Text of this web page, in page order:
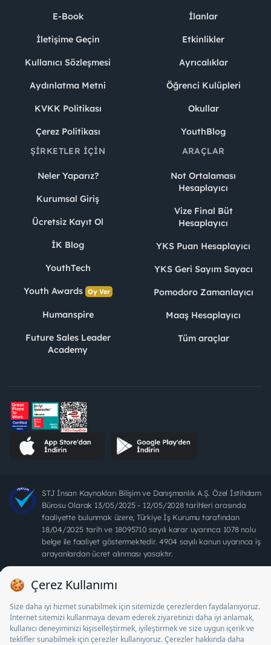
E-Book
İletişime Geçin
Kullanıcı Sözleşmesi
Aydınlatma Metni
KVKK Politikası
Çerez Politikası
İlanlar
Etkinlikler
Ayrıcalıklar
Öğrenci Kulüpleri
Okullar
YouthBlog
ŞIRKETLER İÇIN
Neler Yaparız?
Kurumsal Giriş
Ücretsiz Kayıt Ol
İK Blog
YouthTech
Youth Awards Oy Ver
Humanspire
Future Sales Leader
Academy
ARAÇLAR
Not Ortalaması
Hesaplayıcı
Vize Final Büt
Hesaplayıcı
YKS Puan Hesaplayıcı
YKS Geri Sayım Sayacı
Pomodoro Zamanlayıcı
Maaş Hesaplayıcı
Tüm araçlar
STJ İnsan Kaynakları Bilişim ve Danışmanlık A.Ş. Özel İstihdam
Bürosu Olarak 13/05/2025 - 12/05/2028 tarihleri arasında
faaliyette bulunmak üzere, Türkiye İş Kurumu tarafından
18/04/2025 tarih ve 18095710 sayılı karar uyarınca 1078 nolu
belge ile faaliyet göstermektedir. 4904 sayılı kanun uyarınca iş
arayanlardan ücret alınması yasaktır.